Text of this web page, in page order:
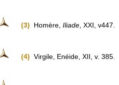
(3) Homère, Iliade , XXI, v447.
(4) Virgile, Enéide, XII, v. 385.